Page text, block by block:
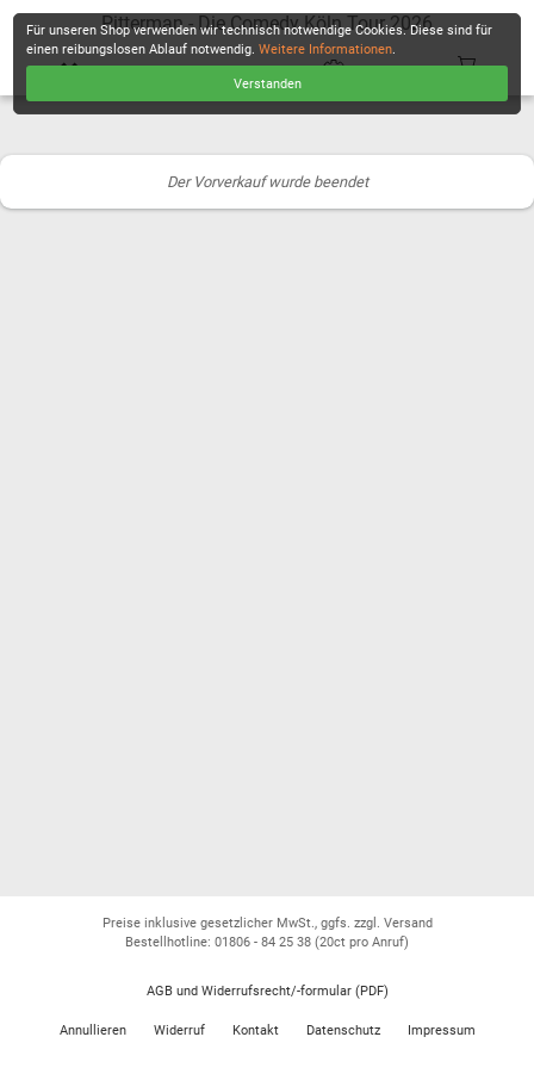
Pitterman - Die Comedy Köln Tour 2026
Der Vorverkauf wurde beendet
Für unseren Shop verwenden wir technisch notwendige Cookies. Diese sind für
einen reibungslosen Ablauf notwendig.Weitere Informationen.
Verstanden
Preise inklusive gesetzlicher MwSt., ggfs. zzgl. Versand
Bestellhotline: 01806 - 84 25 38 (20ct pro Anruf)
AGB und Widerrufsrecht/-formular (PDF)
Annullieren Widerruf Kontakt Datenschutz Impressum